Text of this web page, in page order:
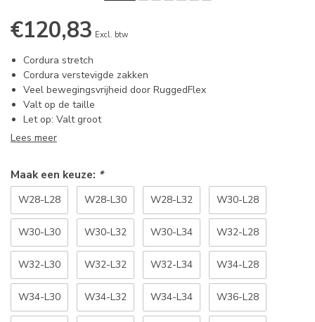
€120,83 Excl. btw
Cordura stretch
Cordura verstevigde zakken
Veel bewegingsvrijheid door RuggedFlex
Valt op de taille
Let op: Valt groot
Lees meer
Maak een keuze: *
W28-L28 W28-L30 W28-L32 W30-L28
W30-L30 W30-L32 W30-L34 W32-L28
W32-L30 W32-L32 W32-L34 W34-L28
W34-L30 W34-L32 W34-L34 W36-L28